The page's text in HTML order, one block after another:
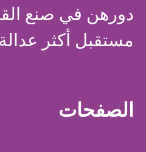
دورهن في صنع
مستقبل أكثر
الصفحات